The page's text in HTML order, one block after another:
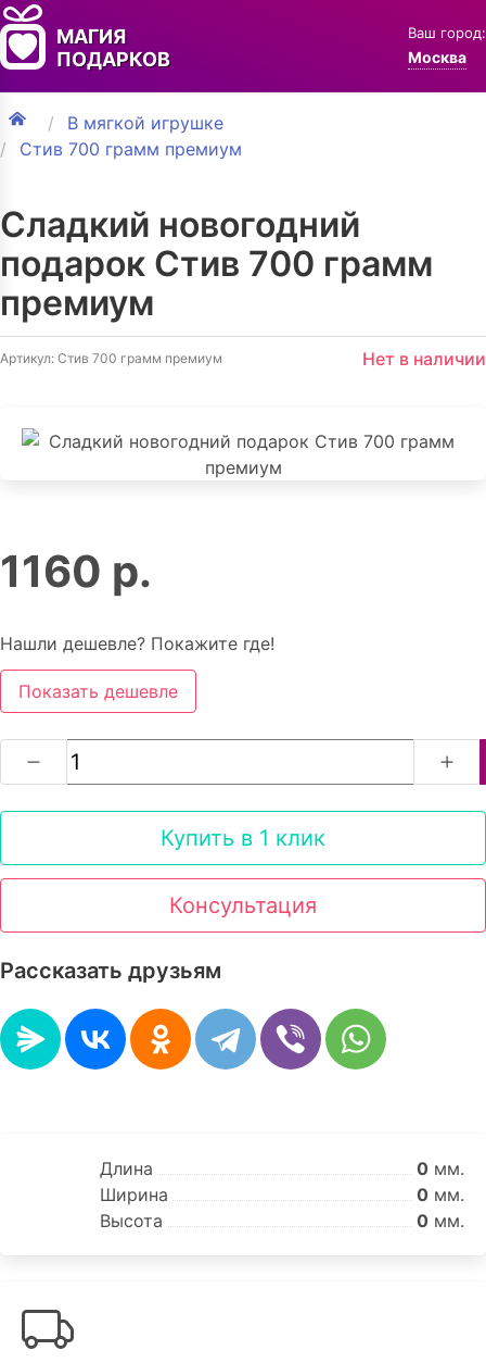
МАГИЯ
ПОДАРКОВ
Ваш город:
Москва
В мягкой игрушке
Стив 700 грамм премиум
Сладкий новогодний
подарок Стив 700 грамм
премиум
Артикул: Стив 700 грамм премиум Нет в наличии
1160 р.
Нашли дешевле? Покажите где!
Показать дешевле
Купить в 1 клик
Консультация
Рассказать друзьям
Длина 0 мм.
Ширина
0 мм.
Высота
0 мм.